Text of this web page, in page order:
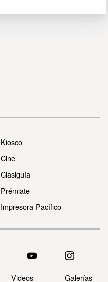
Kiosco
Cine
Clasiguía
Prémiate
Impresora Pacífico
Videos Galerías